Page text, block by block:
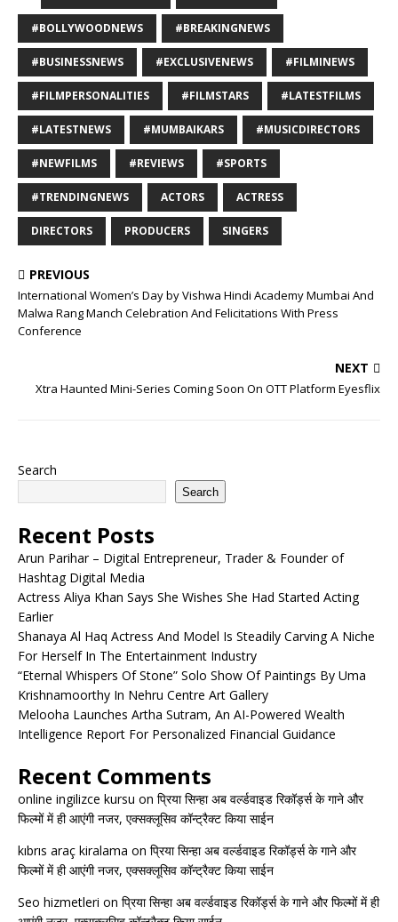
#BOLLYWOODNEWS #BREAKINGNEWS
#BUSINESSNEWS #EXCLUSIVENEWS #FILMINEWS
#FILMPERSONALITIES #FILMSTARS #LATESTFILMS
#LATESTNEWS #MUMBAIKARS #MUSICDIRECTORS
#NEWFILMS #REVIEWS #SPORTS
#TRENDINGNEWS ACTORS ACTRESS
DIRECTORS PRODUCERS SINGERS
PREVIOUS
International Women’s Day by Vishwa Hindi Academy Mumbai And
Malwa Rang Manch Celebration And Felicitations With Press
Conference
NEXT
Xtra Haunted Mini-Series Coming Soon On OTT Platform Eyesflix
Search
Search
Recent Posts
Arun Parihar – Digital Entrepreneur, Trader & Founder of
Hashtag Digital Media
Actress Aliya Khan Says She Wishes She Had Started Acting
Earlier
Shanaya Al Haq Actress And Model Is Steadily Carving A Niche
For Herself In The Entertainment Industry
“Eternal Whispers Of Stone” Solo Show Of Paintings By Uma
Krishnamoorthy In Nehru Centre Art Gallery
Melooha Launches Artha Sutram, An AI-Powered Wealth
Intelligence Report For Personalized Financial Guidance
Recent Comments
online ingilizce kursu on प्रिया सिन्हा अब वर्ल्डवाइड रिकॉर्ड्स के गाने और
फिल्मों में ही आएंगी नजर, एक्सक्लूसिव कॉन्ट्रैक्ट किया साईन
kıbrıs araç kiralama on प्रिया सिन्हा अब वर्ल्डवाइड रिकॉर्ड्स के गाने और
फिल्मों में ही आएंगी नजर, एक्सक्लूसिव कॉन्ट्रैक्ट किया साईन
Seo hizmetleri on प्रिया सिन्हा अब वर्ल्डवाइड रिकॉर्ड्स के गाने और फिल्मों में ही